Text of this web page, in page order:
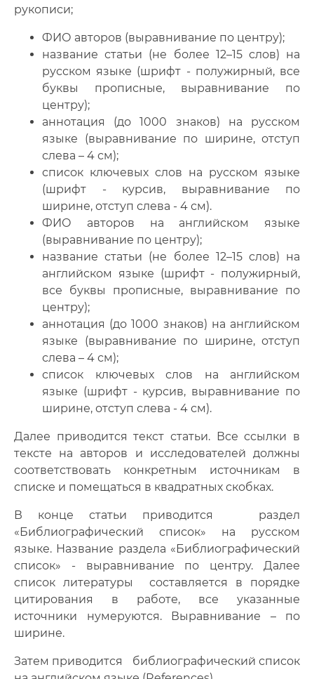
рукописи;
ФИО авторов (выравнивание по центру);
название статьи (не более 12–15 слов) на
русском языке (шрифт - полужирный, все
буквы прописные, выравнивание по
центру);
аннотация (до 1000 знаков) на русском
языке (выравнивание по ширине, отступ
слева – 4 см);
список ключевых слов на русском языке
(шрифт - курсив, выравнивание по
ширине, отступ слева - 4 см).
ФИО авторов на английском языке
(выравнивание по центру);
название статьи (не более 12–15 слов) на
английском языке (шрифт - полужирный,
все буквы прописные, выравнивание по
центру);
аннотация (до 1000 знаков) на английском
языке (выравнивание по ширине, отступ
слева – 4 см);
список ключевых слов на английском
языке (шрифт - курсив, выравнивание по
ширине, отступ слева - 4 см).
Далее приводится текст статьи. Все ссылки в
тексте на авторов и исследователей должны
соответствовать конкретным источникам в
списке и помещаться в квадратных скобках.
В конце статьи приводится раздел
«Библиографический список» на русском
языке. Название раздела «Библиографический
список» - выравнивание по центру. Далее
cписок литературы составляется в порядке
цитирования в работе, все указанные
источники нумеруются. Выравнивание – по
ширине.
Затем приводится библиографический список